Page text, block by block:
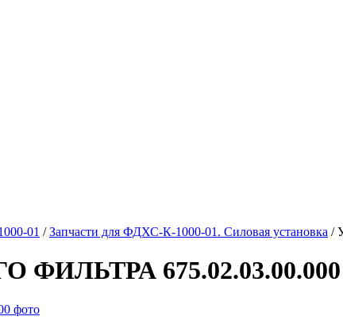
01 /Запчасти для ФДХС-К-1000-01. Силовая установка /
675.02.03.00.000